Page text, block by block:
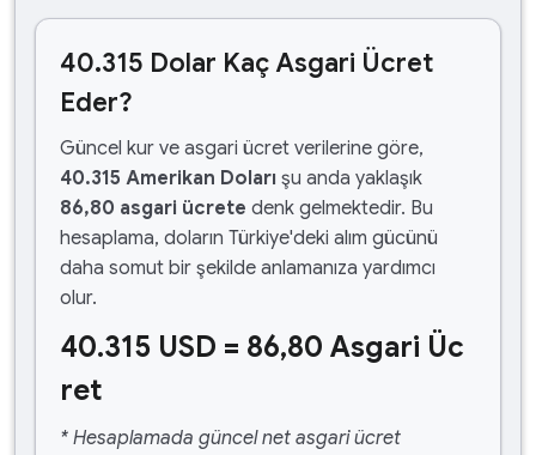
40.315 Dolar Kaç Asgari Ücret
Eder?
Güncel kur ve asgari ücret verilerine göre,
40.315 Amerikan Doları şu anda yaklaşık
86,80 asgari ücrete denk gelmektedir. Bu
hesaplama, doların Türkiye'deki alım gücünü
daha somut bir şekilde anlamanıza yardımcı
olur.
40.315 USD = 86,80 Asgari Üc
ret
* Hesaplamada güncel net asgari ücret